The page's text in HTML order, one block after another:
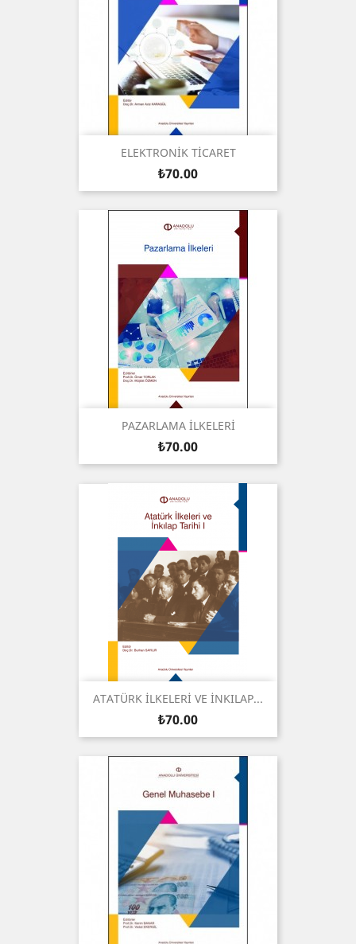
ELEKTRONİK TİCARET
Price
₺70.00
PAZARLAMA İLKELERİ
Price
₺70.00
ATATÜRK İLKELERİ VE İNKILAP...
Price
₺70.00